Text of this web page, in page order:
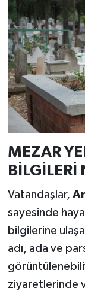
MEZAR
BİLGİLERİ
Vatandaşlar,
sayesinde
bilgilerine
adı, ada ve
ziyaretlerinde